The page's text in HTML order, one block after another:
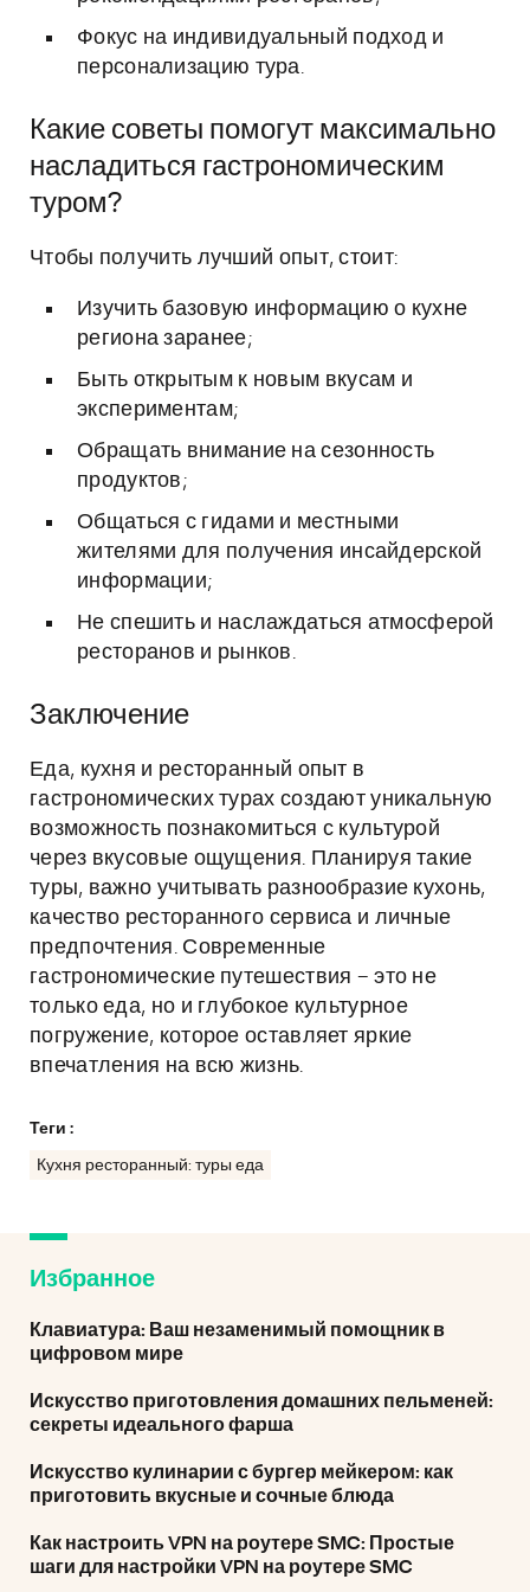
Фокус на индивидуальный подход и
персонализацию тура.
Какие советы помогут максимально
насладиться гастрономическим
туром?
Чтобы получить лучший опыт, стоит:
Изучить базовую информацию о кухне
региона заранее;
Быть открытым к новым вкусам и
экспериментам;
Обращать внимание на сезонность
продуктов;
Общаться с гидами и местными
жителями для получения инсайдерской
информации;
Не спешить и наслаждаться атмосферой
ресторанов и рынков.
Заключение
Еда, кухня и ресторанный опыт в
гастрономических турах создают уникальную
возможность познакомиться с культурой
через вкусовые ощущения. Планируя такие
туры, важно учитывать разнообразие кухонь,
качество ресторанного сервиса и личные
предпочтения. Современные
гастрономические путешествия – это не
только еда, но и глубокое культурное
погружение, которое оставляет яркие
впечатления на всю жизнь.
Теги :
Кухня ресторанный: туры еда
Избранное
Клавиатура: Ваш незаменимый помощник в
цифровом мире
Искусство приготовления домашних пельменей:
секреты идеального фарша
Искусство кулинарии с бургер мейкером: как
приготовить вкусные и сочные блюда
Как настроить VPN на роутере SMC: Простые
шаги для настройки VPN на роутере SMC